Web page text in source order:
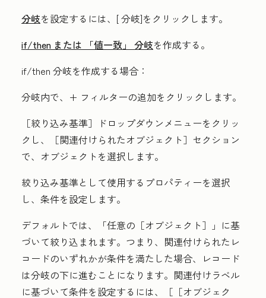
分岐を設定するには、[分岐]をクリックします。
if/then または 「値一致」 分岐を作成する。
if/then 分岐を作成する場合：
分岐内で、 + フィルターの追加をクリックします。
［絞り込み基準］ドロップダウンメニューをクリッ
クし、
［関連付けられたオブジェクト］セクション
で、 オブジェクトを選択します。
絞り込み基準として使用する プロパティーを選択
し、条件を設定します。
デフォルトでは、「任意の［オブジェクト］」 に基
づいて絞り込まれます。つまり、関連付けられたレ
コードのいずれかが条件を満たした場合、レコード
は分岐の下に進むことになります。関連付けラベル
に基づいて条件を設定するには、
［［オブジェク